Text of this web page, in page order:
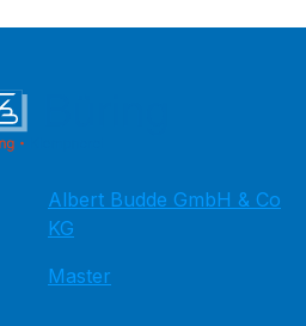
Albert Budde GmbH & Co
KG
Master